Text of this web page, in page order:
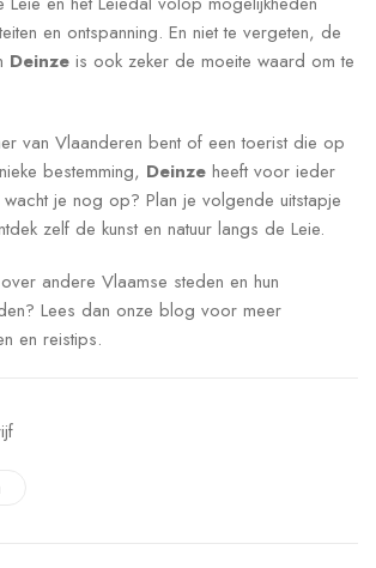
en ontspanning. En niet te vergeten, de
Deinze is ook zeker de moeite waard om te
van Vlaanderen bent of een toerist die op
bestemming, Deinze heeft voor ieder
je nog op? Plan je volgende uitstapje
zelf de kunst en natuur langs de Leie.
andere Vlaamse steden en hun
Lees dan onze blog voor meer
en reistips.